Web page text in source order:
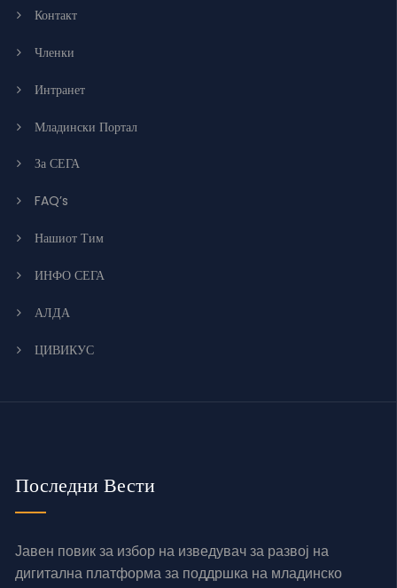
Контакт
Членки
Интранет
Младински Портал
За СЕГА
FAQ’s
Нашиот Тим
ИНФО СЕГА
АЛДА
ЦИВИКУС
Последни Вести
Јавен повик за избор на изведувач за развој на
дигитална платформа за поддршка на младинско